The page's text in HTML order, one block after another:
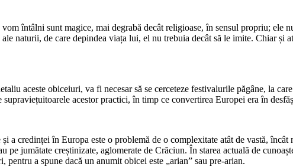
întâlni sunt magice, mai degrabă decât religioase, în sensul propriu;
naturii, de care depindea viața lui, el nu trebuia decât să le imite. Chiar
aceste obiceiuri, va fi necesar să se cerceteze festivalurile păgâne, la
acestor practici, în timp ce convertirea Europei era în
a credinței în Europa este o problemă de o complexitate atât de vastă,
pe jumătate creștinizate, aglomerate de Crăciun. În starea actuală de
pentru a spune dacă un anumit obicei este „arian” sau pre-arian.